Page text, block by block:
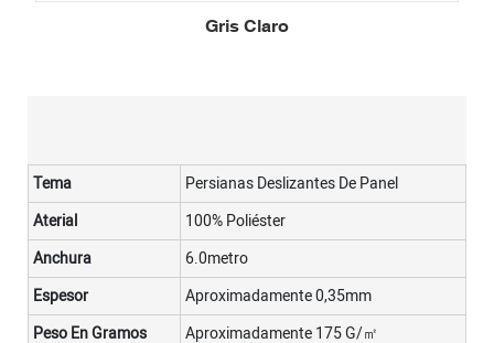
Gris Claro
Tema
Persianas Deslizantes De Panel
Aterial
100% Poliéster
Anchura
6.0metro
Espesor
Aproximadamente 0,35mm
Peso En Gramos
Aproximadamente 175 G/㎡